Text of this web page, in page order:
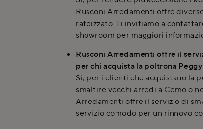
Rusconi Arredamenti offre
rateizzato. Ti invitiamo a
showroom per maggiori
Rusconi Arredamenti offre il
per chi acquista la poltrona Peggy
Sì, per i clienti che acquistano la
smaltire vecchi arredi a Como o
Arredamenti offre il servizio di
servizio comodo per un rinnovo